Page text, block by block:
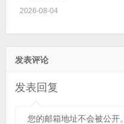
2026-08-04
发表评论
发表回复
您的邮箱地址不会被公开。